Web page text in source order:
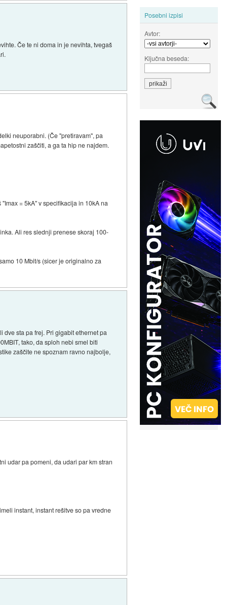
Posebni izpisi
Avtor:
Ključna beseda:
Če te ni doma in je nevihta, tvegaš
neuporabni. (Če "pretiravam", pa
zaščiti, a ga ta hip ne najdem.
"Imax = 5kA" v specifikacija in 10kA na
Ali res slednji prenese skoraj 100-
10 Mbit/s (sicer je originalno za
dve sta pa frej. Pri gigabit ethernet pa
tako, da sploh nebi smel biti
zaščite ne spoznam ravno najbolje,
udar pa pomeni, da udari par km stran
instant, instant rešitve so pa vredne